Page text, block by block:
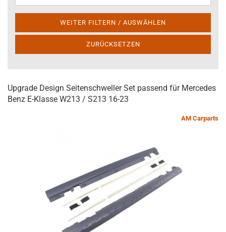
WEITER FILTERN / AUSWÄHLEN
ZURÜCKSETZEN
Upgrade Design Seitenschweller Set passend für Mercedes
Benz E-Klasse W213 / S213 16-23
AM Carparts